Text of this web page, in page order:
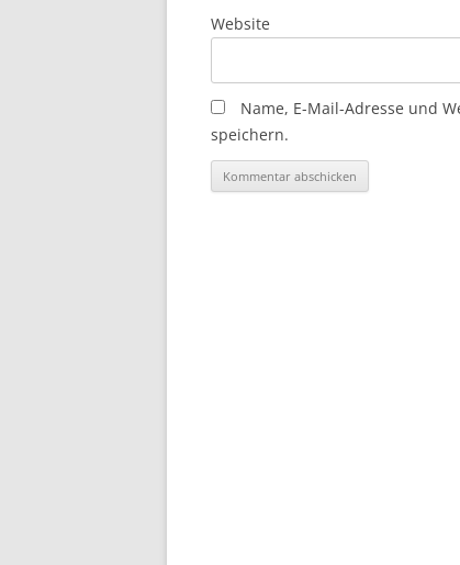
Website
Name, E-Mail-Adresse und
speichern.